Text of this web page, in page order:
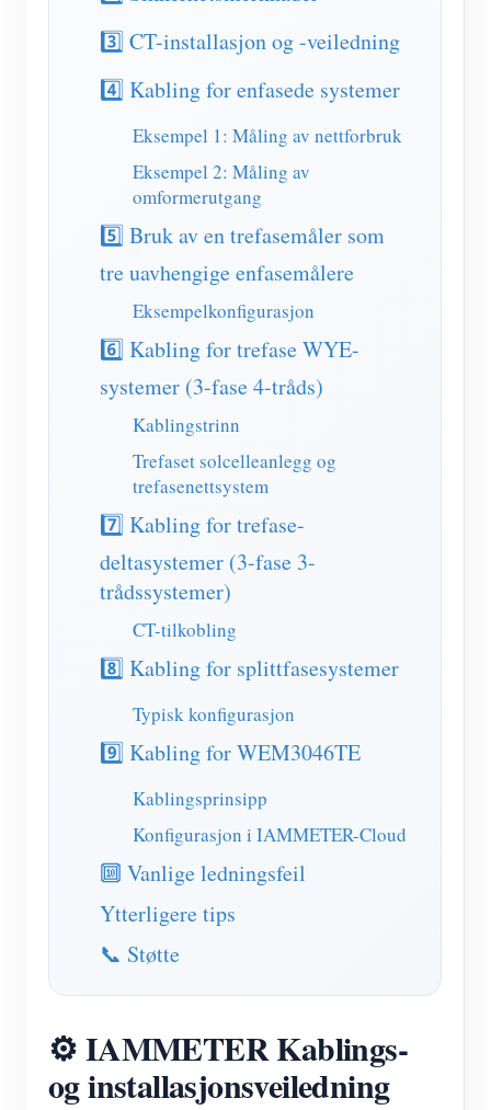
IAMMETER Simulator
Virtuell måler
System for energiprognoser og -simulering
applikasjoner
Solar PV System Energy Monitor
Overvåker for strømforbruk
PV varmeapparat kontrollsystem
Hjemmeautomatisering
Fabrikkenergiovervåking
butikk
Ressurser
Hurtigstart for produktet
Dokument
Opplæringsvideo
FAQ
Blogger
Samfunnet
Utvikler
Utforske
Belønningsprogram
Ta kontakt med
Om oss
3️⃣ CT-installasjon og -veiledning
4️⃣ Kabling for enfasede systemer
Eksempel 1: Måling av nettforbruk
Eksempel 2: Måling av
omformerutgang
5️⃣ Bruk av en trefasemåler som
tre uavhengige enfasemålere
Eksempelkonfigurasjon
6️⃣ Kabling for trefase WYE-
systemer (3-fase 4-tråds)
Kablingstrinn
Trefaset solcelleanlegg og
trefasenettsystem
7️⃣ Kabling for trefase-
deltasystemer (3-fase 3-
trådssystemer)
CT-tilkobling
8️⃣ Kabling for splittfasesystemer
Typisk konfigurasjon
9️⃣ Kabling for WEM3046TE
Kablingsprinsipp
Konfigurasjon i IAMMETER-Cloud
🔟 Vanlige ledningsfeil
Ytterligere tips
📞 Støtte
⚙️ IAMMETER Kablings-
og installasjonsveiledning